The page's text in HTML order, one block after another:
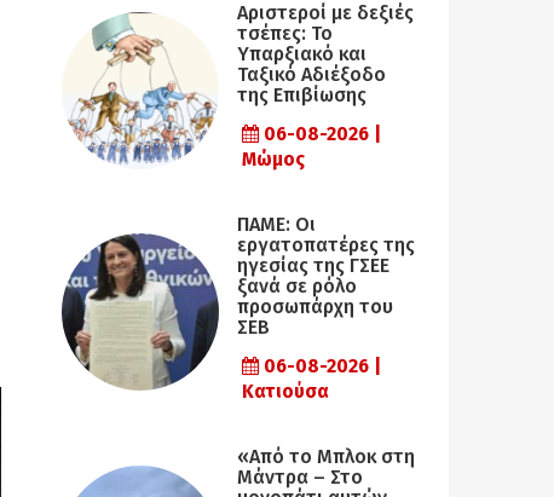
Αριστεροί με δεξιές
τσέπες: Το
Υπαρξιακό και
Ταξικό Αδιέξοδο
της Επιβίωσης
06-08-2026 |
Μώμος
ΠΑΜΕ: Οι
εργατοπατέρες της
ηγεσίας της ΓΣΕΕ
ξανά σε ρόλο
προσωπάρχη του
ΣΕΒ
06-08-2026 |
Κατιούσα
«Από το Μπλοκ στη
Μάντρα – Στο